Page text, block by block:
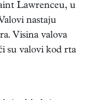
Lawrenceu, u
nastaju
Visina valova
su valovi kod rta